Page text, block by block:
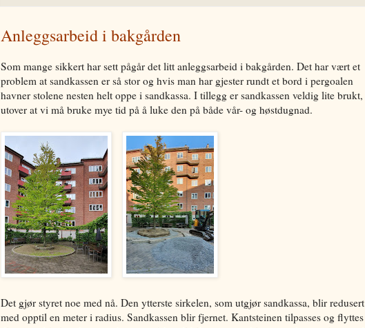
Anleggsarbeid i bakgården
Som mange sikkert har sett pågår det litt anleggsarbeid i bakgården. Det har vært et
problem at sandkassen er så stor og hvis man har gjester rundt et bord i pergoalen
havner stolene nesten helt oppe i sandkassa. I tillegg er sandkassen veldig lite brukt,
utover at vi må bruke mye tid på å luke den på både vår- og høstdugnad.
Det gjør styret noe med nå. Den ytterste sirkelen, som utgjør sandkassa, blir redusert
med opptil en meter i radius. Sandkassen blir fjernet. Kantsteinen tilpasses og flyttes